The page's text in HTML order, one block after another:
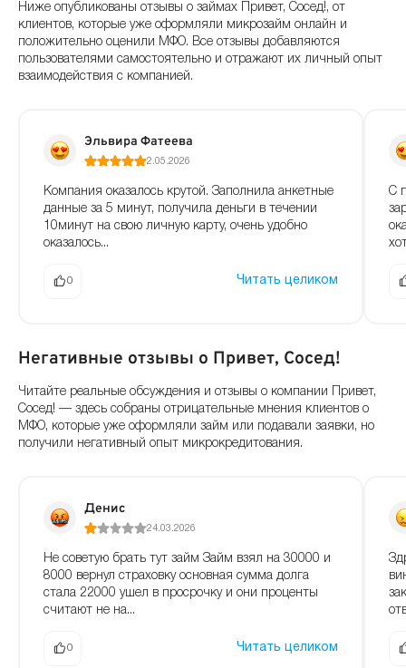
Ниже опубликованы отзывы о займах Привет, Сосед!, от
клиентов, которые уже оформляли микрозайм онлайн и
положительно оценили МФО. Все отзывы добавляются
пользователями самостоятельно и отражают их личный опыт
взаимодействия с компанией.
Эльвира Фатеева
2.05.2026
Компания оказалось крутой. Заполнила анкетные
данные за 5 минут, получила деньги в течении
10минут на свою личную карту, очень удобно
оказалось...
0 Читать целиком
С
Негативные отзывы о Привет, Сосед!
Читайте реальные обсуждения и отзывы о компании Привет,
Сосед! — здесь собраны отрицательные мнения клиентов о
МФО, которые уже оформляли займ или подавали заявки, но
получили негативный опыт микрокредитования.
Денис
24.03.2026
Не советую брать тут займ Займ взял на 30000 и
8000 вернул страховку основная сумма долга
стала 22000 ушел в просрочку и они проценты
считают не на...
0 Читать целиком